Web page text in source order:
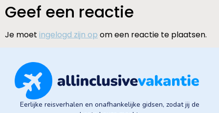
Geef een reactie
Je moet ingelogd zijn op om een reactie te plaatsen.
Eerlijke reisverhalen en onafhankelijke gidsen, zodat jij de